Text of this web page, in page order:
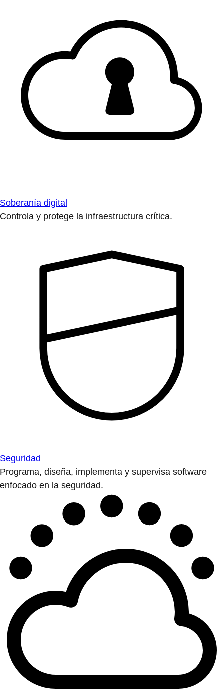
Soberanía digital
Controla y protege la infraestructura crítica.
Seguridad
Programa, diseña, implementa y supervisa software
enfocado en la seguridad.